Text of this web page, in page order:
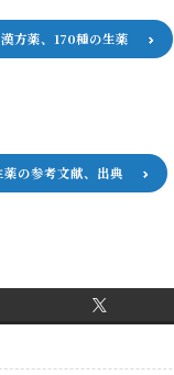
方薬、170種の生薬
の参考文献、出典